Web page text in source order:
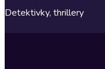
Detektivky, thrillery